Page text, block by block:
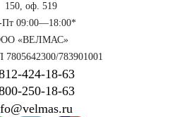
150, оф. 519
09:00—18:00*
«ВЕЛМАС»
783901001